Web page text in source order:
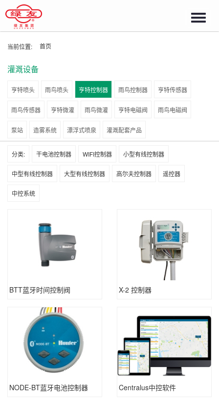
当前位置: 首页
灌溉设备
亨特喷头 雨鸟喷头 亨特控制器 雨鸟控制器 亨特传感器
雨鸟传感器 亨特微灌 雨鸟微灌 亨特电磁阀 雨鸟电磁阀
泵站 造雾系统 漂浮式喷泉 灌溉配套产品
分类: 干电池控制器 WIFI控制器 小型有线控制器
中型有线控制器 大型有线控制器 高尔夫控制器 遥控器
中控系统
BTT蓝牙时间控制阀 X-2 控制器
NODE-BT蓝牙电池控制器 Centralus中控软件